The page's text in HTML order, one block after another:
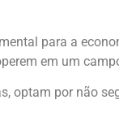
para a
em um
optam por não